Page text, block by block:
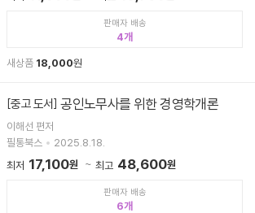
판매자 배송
4
새상품 18,000원
[중고 도서] 공인노무사를 위한 경영학개론
이해선 편저
필통북스
2025.8.18.
최저 17,100원 최고 48,600원
판매자 배송
6